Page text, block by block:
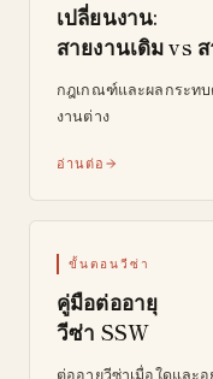
เปลี่ยนงาน:
สายงานเดิม vs
กฎเกณฑ์และผลกระทบ
งานต่าง
อ่านต่อ
ขั้นตอนวีซ่า
คู่มือต่ออายุ
วีซ่า SSW
ต่ออายุวีซ่าเมื่อใดและ